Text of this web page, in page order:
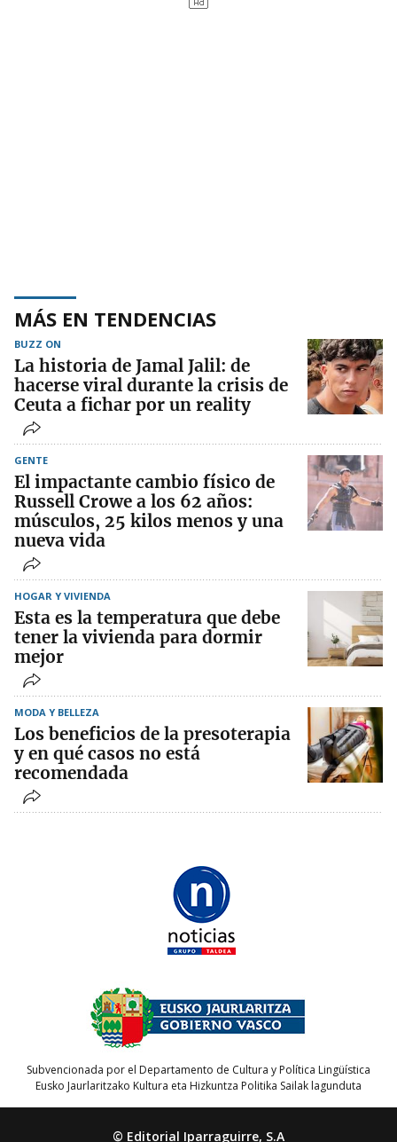
MÁS EN TENDENCIAS
BUZZ ON
La historia de Jamal Jalil: de
hacerse viral durante la crisis de
Ceuta a fichar por un reality
GENTE
El impactante cambio físico de
Russell Crowe a los 62 años:
músculos, 25 kilos menos y una
nueva vida
HOGAR Y VIVIENDA
Esta es la temperatura que debe
tener la vivienda para dormir
mejor
MODA Y BELLEZA
Los beneficios de la presoterapia
y en qué casos no está
recomendada
Subvencionada por el Departamento de Cultura y Política Lingüística
Eusko Jaurlaritzako Kultura eta Hizkuntza Politika Sailak lagunduta
© Editorial Iparraguirre, S.A